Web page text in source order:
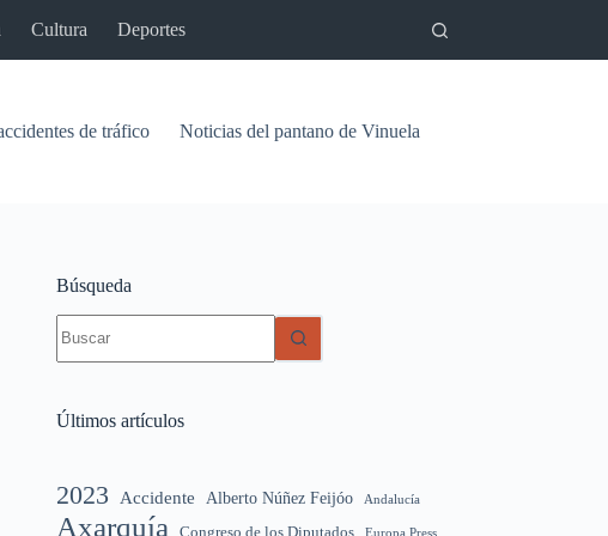
Cultura Deportes
de tráfico Noticias del pantano de Vinuela
Búsqueda
resultados
Últimos artículos
2023 Accidente Alberto Núñez Feijóo Andalucía
Axarquía Congreso de los Diputados Europa Press